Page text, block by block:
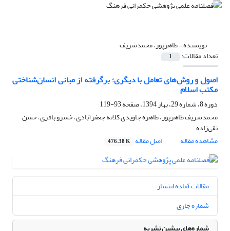
نویسنده =طاهرپور، محمدشریف
تعداد مقالات: 1
اصول و روش‌های تعامل با دیگری؛ برگرفته از مبانی انسان‌شناختی
مکتب اسلام
دوره 8، شماره 29، بهار 1394، صفحه
93-119
محمدشریف طاهرپور، طاهره جاویدی کلاته جعفرآبادی، خسرو باقری، حسن
نقی‌زاده
مشاهده مقاله
اصل مقاله 476.38 K
مقالات آماده انتشار
شماره جاری
شماره‌های پیشین نشریه